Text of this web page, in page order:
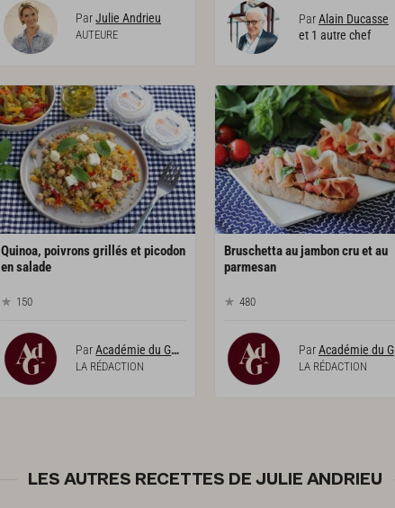
ParJulie Andrieu
AUTEURE
ParAlain Ducasse
et 1 autre chef
Quinoa, poivrons grillés et picodon
en salade
150
ParAcadémie du Goût
LA RÉDACTION
Bruschetta au jambon cru et au
parmesan
480
ParAcadémie du Goût
LA RÉDACTION
LES AUTRES RECETTES DE JULIE ANDRIEU